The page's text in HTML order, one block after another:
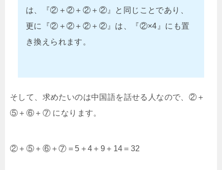
は、『②＋②＋②＋②』と同じことであり、
更に『②＋②＋②＋②』は、『②×4』にも置
き換えられます。
そして、求めたいのは中国語を話せる人なので、②＋
⑤＋⑥＋⑦ になります。
②＋⑤＋⑥＋⑦＝5＋4＋9＋14＝32